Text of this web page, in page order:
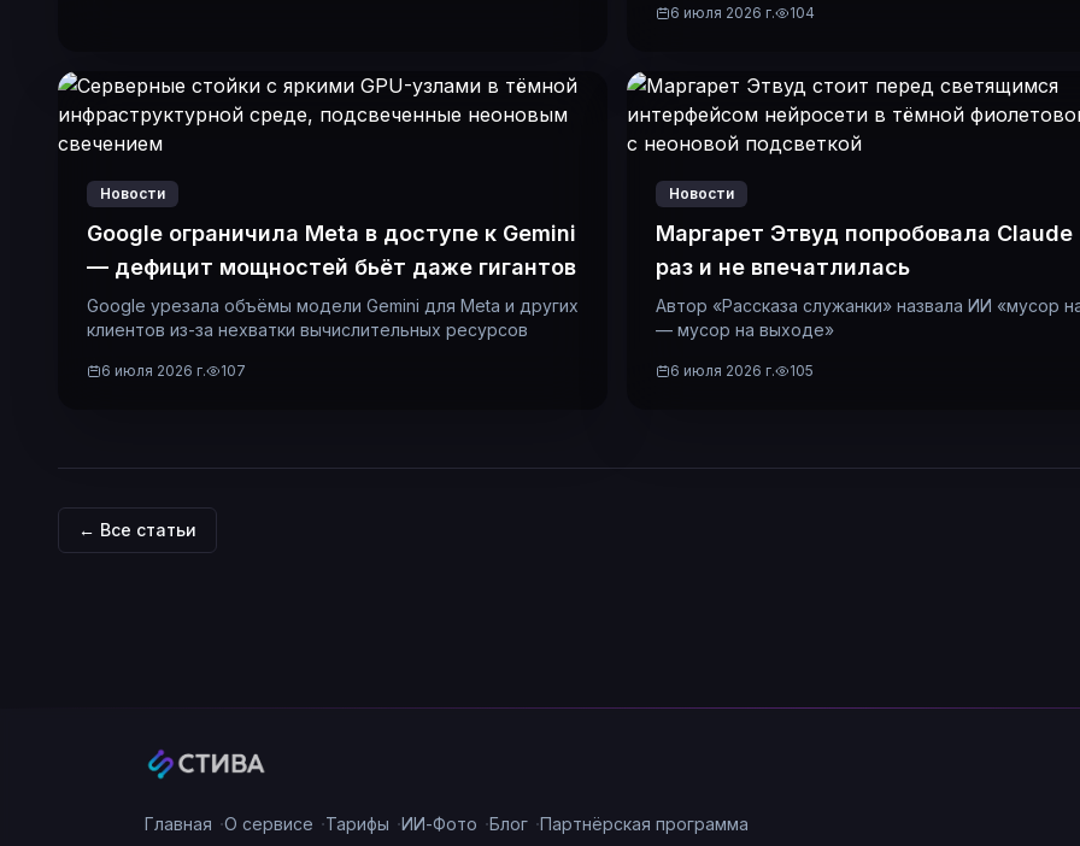
6 июля 2026 г. 104
Новости
Google ограничила Meta в доступе к Gemini
— дефицит мощностей бьёт даже гигантов
Google урезала объёмы модели Gemini для Meta и других
клиентов из-за нехватки вычислительных ресурсов
6 июля 2026 г. 107
Новости
Маргарет Этвуд попробовала Claude
раз и не впечатлилась
Автор «Рассказа служанки» назвала ИИ «мусор
— мусор на выходе»
6 июля 2026 г. 105
← Все статьи
Главная ·О сервисе ·Тарифы ·ИИ-Фото ·Блог ·Партнёрская программа